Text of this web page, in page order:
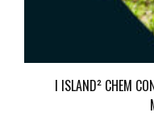
I ISLAND² CHEM